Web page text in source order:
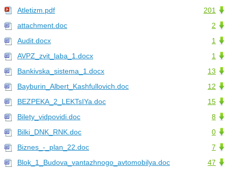
201
Atletizm.pdf
2
attachment.doc
1
Audit.docx
1
AVPZ_zvit_laba_1.docx
13
Bankivska_sistema_1.docx
12
Bayburin_Albert_Kashfullovich.doc
15
BEZPEKA_2_LEKTsIYa.doc
8
Bilety_vidpovidi.doc
0
Bilki_DNK_RNK.doc
7
Biznes_-_plan_22.doc
47
Blok_1_Budova_vantazhnogo_avtomobilya.doc